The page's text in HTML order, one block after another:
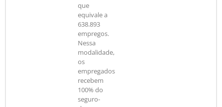
que
equivale a
638.893
empregos.
Nessa
modalidade,
os
empregados
recebem
100% do
seguro-